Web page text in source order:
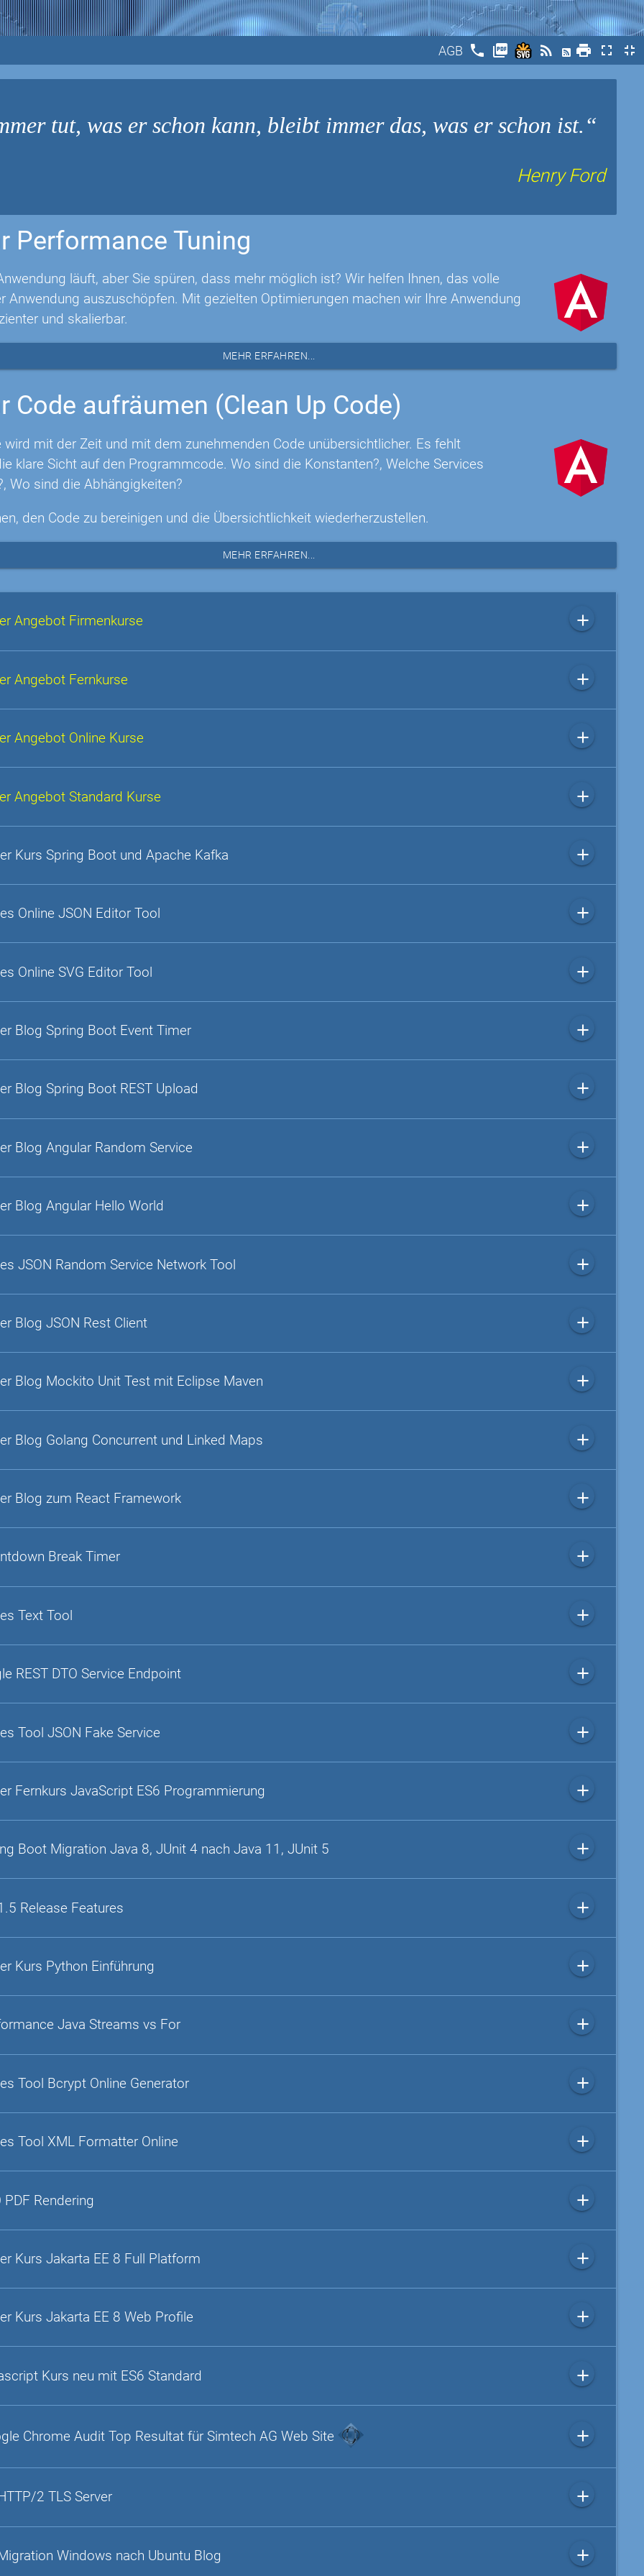
AGB phone picture_as_pdf rss_feed print fullscreen fullscreen_exit
tut, was er schon kann, bleibt immer das, was er schon ist.
Henry Ford
Performance Tuning
läuft, aber Sie spüren, dass mehr möglich ist? Wir helfen Ihnen, das volle
Anwendung auszuschöpfen. Mit gezielten Optimierungen machen wir Ihre Anwendung
und skalierbar.
MEHR ERFAHREN...
Code aufräumen (Clean Up Code)
wird mit der Zeit und mit dem zunehmenden Code unübersichtlicher. Es fehlt
klare Sicht auf den Programmcode. Wo sind die Konstanten?, Welche Services
Wo sind die Abhängigkeiten?
den Code zu bereinigen und die Übersichtlichkeit wiederherzustellen.
MEHR ERFAHREN...
Angebot Firmenkurse add
Angebot Fernkurse add
Angebot Online Kurse add
Angebot Standard Kurse add
Kurs Spring Boot und Apache Kafka add
Online JSON Editor Tool add
Online SVG Editor Tool add
Blog Spring Boot Event Timer add
Blog Spring Boot REST Upload add
Blog Angular Random Service add
Blog Angular Hello World add
JSON Random Service Network Tool add
Blog JSON Rest Client add
Blog Mockito Unit Test mit Eclipse Maven add
Blog Golang Concurrent und Linked Maps add
Blog zum React Framework add
Break Timer add
Text Tool add
REST DTO Service Endpoint add
Tool JSON Fake Service add
Fernkurs JavaScript ES6 Programmierung add
Boot Migration Java 8, JUnit 4 nach Java 11, JUnit 5 add
Release Features add
Kurs Python Einführung add
Java Streams vs For add
Tool Bcrypt Online Generator add
Tool XML Formatter Online add
PDF Rendering add
Kurs Jakarta EE 8 Full Platform add
Kurs Jakarta EE 8 Web Profile add
Kurs neu mit ES6 Standard add
Chrome Audit Top Resultat für Simtech AG Web Site add
2 TLS Server add
Windows nach Ubuntu Blog add